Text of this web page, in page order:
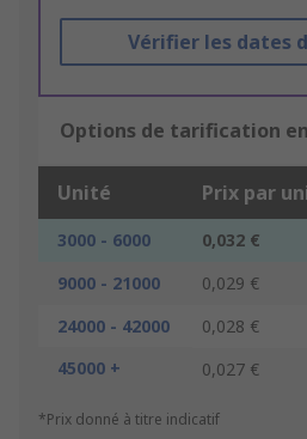
Vérifier les dates
Options de tarification
Unité Prix par
3000 - 6000 0,032 €
9000 - 21000
0,029 €
24000 - 42000
0,028 €
45000 +
0,027 €
*Prix donné à titre indicatif